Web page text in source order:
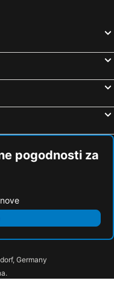
pogodnosti za
Germany